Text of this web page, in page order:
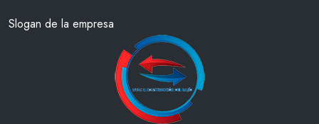
Slogan de la empresa